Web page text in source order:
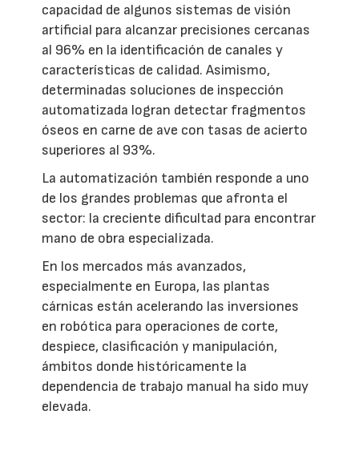
capacidad de algunos sistemas de visión
artificial para alcanzar precisiones cercanas
al 96% en la identificación de canales y
características de calidad. Asimismo,
determinadas soluciones de inspección
automatizada logran detectar fragmentos
óseos en carne de ave con tasas de acierto
superiores al 93%.
La automatización también responde a uno
de los grandes problemas que afronta el
sector: la creciente dificultad para encontrar
mano de obra especializada.
En los mercados más avanzados,
especialmente en Europa, las plantas
cárnicas están acelerando las inversiones
en robótica para operaciones de corte,
despiece, clasificación y manipulación,
ámbitos donde históricamente la
dependencia de trabajo manual ha sido muy
elevada.